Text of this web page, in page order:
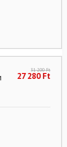
31 200Ft
27 280Ft